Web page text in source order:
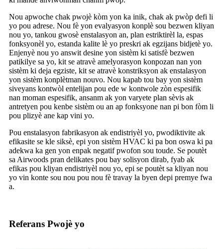
Nou apwoche chak pwojè kòm yon ka inik, chak ak pwòp defi li
yo pou adrese. Nou fè yon evalyasyon konplè sou bezwen kliyan
nou yo, tankou gwosè enstalasyon an, plan estriktirèl la, espas
fonksyonèl yo, estanda kalite lè yo preskri ak egzijans bidjetè yo.
Enjenyè nou yo answit desine yon sistèm ki satisfè bezwen
patikilye sa yo, kit se atravè amelyorasyon konpozan nan yon
sistèm ki deja egziste, kit se atravè konstriksyon ak enstalasyon
yon sistèm konplètman nouvo. Nou kapab tou bay yon sistèm
siveyans kontwòl entelijan pou ede w kontwole zòn espesifik
nan moman espesifik, ansanm ak yon varyete plan sèvis ak
antretyen pou kenbe sistèm ou an ap fonksyone nan pi bon fòm li
pou plizyè ane kap vini yo.
Pou enstalasyon fabrikasyon ak endistriyèl yo, pwodiktivite ak
efikasite se kle siksè, epi yon sistèm HVAC ki pa bon oswa ki pa
adekwa ka gen yon enpak negatif pwofon sou toude. Se poutèt
sa Airwoods pran delikates pou bay solisyon dirab, fyab ak
efikas pou kliyan endistriyèl nou yo, epi se poutèt sa kliyan nou
yo vin konte sou nou pou nou fè travay la byen depi premye fwa
a.
Referans Pwojè yo